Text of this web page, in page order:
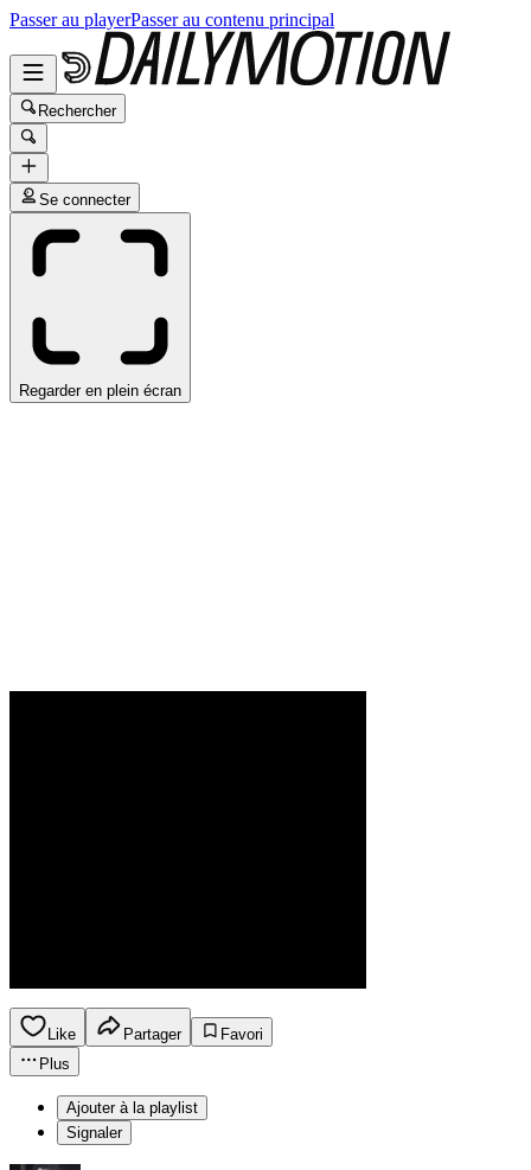
Passer au playerPasser au contenu principal
Rechercher
Se connecter
Regarder en plein écran
Like Partager
Favori
Plus
Ajouter à la playlist
Signaler